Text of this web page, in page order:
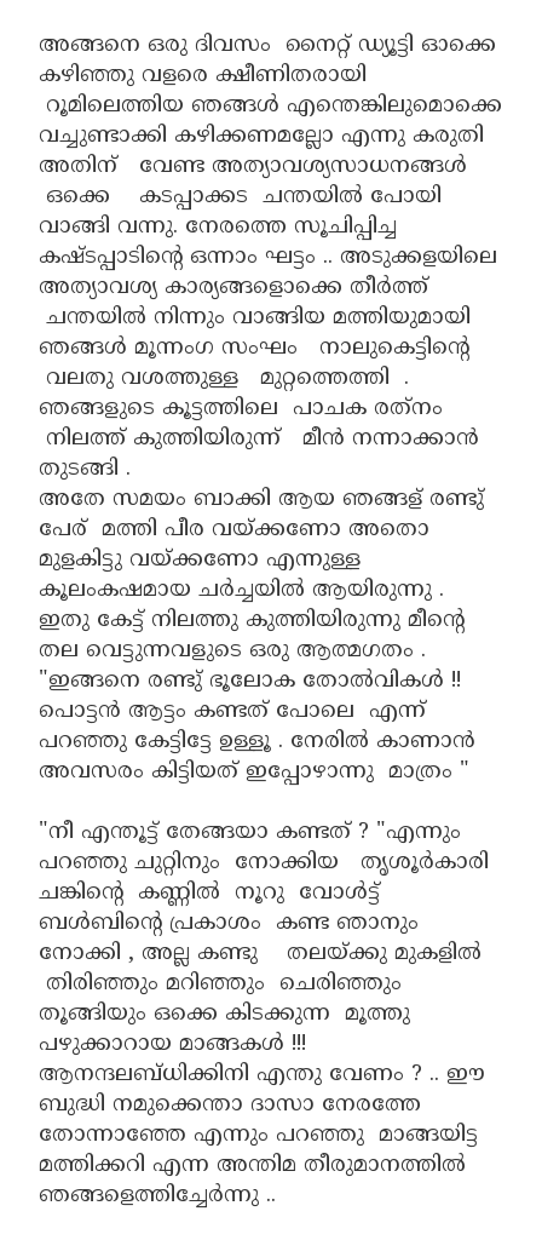
അങ്ങനെ ഒരു ദിവസം നൈറ്റ് ഡ്യൂട്ടി ഓക്കെ
കഴിഞ്ഞു വളരെ ക്ഷീണിതരായി
റൂമിലെത്തിയ ഞങ്ങൾ എന്തെങ്കിലുമൊക്കെ
വച്ചുണ്ടാക്കി കഴിക്കണമല്ലോ എന്നു കരുതി
അതിന് വേണ്ട അത്യാവശ്യസാധനങ്ങൾ
ഒക്കെ കടപ്പാക്കട ചന്തയിൽ പോയി
വാങ്ങി വന്നു. നേരത്തെ സൂചിപ്പിച്ച
കഷ്ടപ്പാടിന്റെ ഒന്നാം ഘട്ടം .. അടുക്കളയിലെ
അത്യാവശ്യ കാര്യങ്ങളൊക്കെ തീർത്ത്
ചന്തയിൽ നിന്നും വാങ്ങിയ മത്തിയുമായി
ഞങ്ങൾ മൂന്നംഗ സംഘം നാലുകെട്ടിന്റെ
വലതു വശത്തുള്ള മുറ്റത്തെത്തി .
ഞങ്ങളുടെ കൂട്ടത്തിലെ പാചക രത്‌നം
നിലത്ത് കുത്തിയിരുന്ന് മീൻ നന്നാക്കാൻ
തുടങ്ങി .
അതേ സമയം ബാക്കി ആയ ഞങ്ങള് രണ്ടു്
പേര് മത്തി പീര വയ്ക്കണോ അതൊ
മുളകിട്ടു വയ്ക്കണോ എന്നുള്ള
കൂലംകഷമായ ചർച്ചയിൽ ആയിരുന്നു .
ഇതു കേട്ട് നിലത്തു കുത്തിയിരുന്നു മീന്റെ
തല വെട്ടുന്നവളുടെ ഒരു ആത്മഗതം .
"ഇങ്ങനെ രണ്ടു് ഭൂലോക തോൽവികൾ !!
പൊട്ടൻ ആട്ടം കണ്ടത് പോലെ എന്ന്
പറഞ്ഞു കേട്ടിട്ടേ ഉള്ളൂ . നേരിൽ കാണാൻ
അവസരം കിട്ടിയത് ഇപ്പോഴാന്നു മാത്രം "
"നീ എന്തൂട്ട് തേങ്ങയാ കണ്ടത് ? "എന്നും
പറഞ്ഞു ചുറ്റിനും നോക്കിയ തൃശൂർകാരി
ചങ്കിന്റെ കണ്ണിൽ നൂറു വോൾട്ട്
ബൾബിന്റെ പ്രകാശം കണ്ട ഞാനും
നോക്കി , അല്ല കണ്ടു തലയ്ക്കു മുകളിൽ
തിരിഞ്ഞും മറിഞ്ഞും ചെരിഞ്ഞും
തൂങ്ങിയും ഒക്കെ കിടക്കുന്ന മൂത്തു
പഴുക്കാറായ മാങ്ങകൾ !!!
ആനന്ദലബ്ധിക്കിനി എന്തു വേണം ? .. ഈ
ബുദ്ധി നമുക്കെന്താ ദാസാ നേരത്തേ
തോന്നാഞ്ഞേ എന്നും പറഞ്ഞു മാങ്ങയിട്ട
മത്തിക്കറി എന്ന അന്തിമ തീരുമാനത്തിൽ
ഞങ്ങളെത്തിച്ചേർന്നു ..